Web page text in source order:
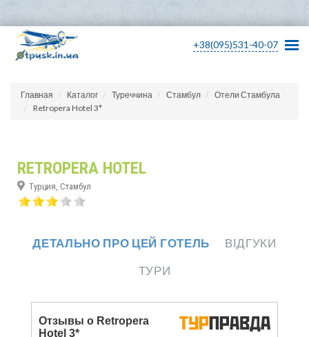
+38(095)531-40-07
Главная Каталог Туреччина Стамбул
Отели Стамбула
Retropera Hotel 3*
RETROPERA HOTEL
Турция, Стамбул
ДЕТАЛЬНО ПРО ЦЕЙ ГОТЕЛЬ
ВІДГУКИ
ТУРИ